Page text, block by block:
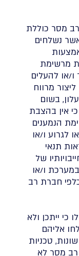
רב מסר כוללת
נשלחים
מרשימת
או להעלים
מרווח
בשום
אין בהצבת
הנמענים
לגרוע ו/או
תנאי
של
ו/או
חברת רב
כי ייתכן ולא
אליהם
טכניות
מסר לא